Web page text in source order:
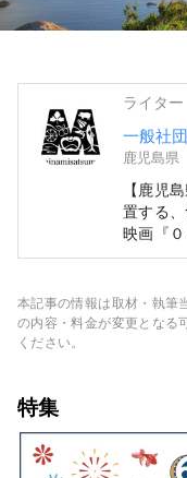
ライター
一般社
鹿児島県
【鹿児
置する
映画『
Twice）
麓』 ●
七蔵焼
本記事の情報は取材・執筆
の内容・料金が変更となる
ください。
特集